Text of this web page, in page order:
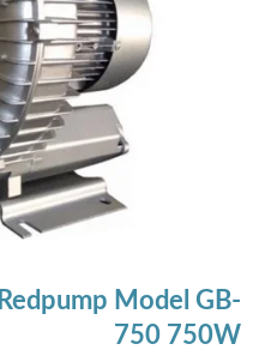
Model GB-
750 750W